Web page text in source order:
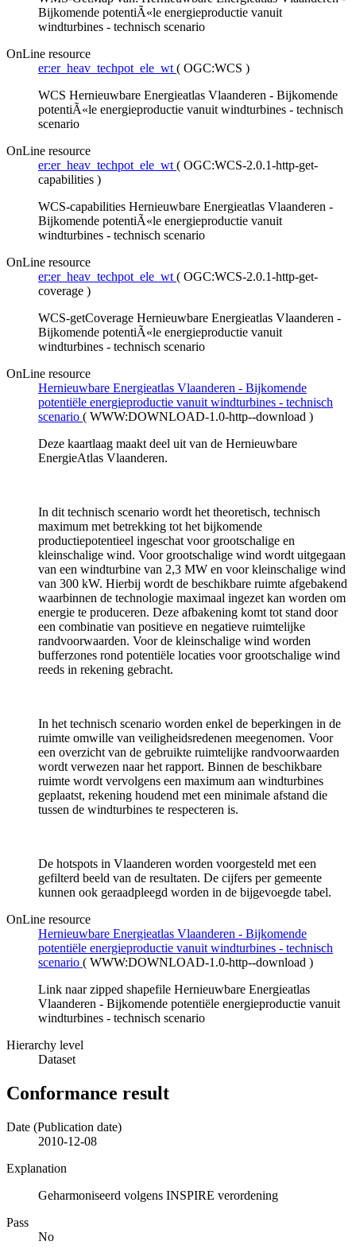
Bijkomende potentiÃ«le energieproductie vanuit
windturbines - technisch scenario
OnLine resource
er:er_heav_techpot_ele_wt ( OGC:WCS )
WCS Hernieuwbare Energieatlas Vlaanderen - Bijkomende
potentiÃ«le energieproductie vanuit windturbines - technisch
scenario
OnLine resource
er:er_heav_techpot_ele_wt ( OGC:WCS-2.0.1-http-get-
capabilities )
WCS-capabilities Hernieuwbare Energieatlas Vlaanderen -
Bijkomende potentiÃ«le energieproductie vanuit
windturbines - technisch scenario
OnLine resource
er:er_heav_techpot_ele_wt ( OGC:WCS-2.0.1-http-get-
coverage )
WCS-getCoverage Hernieuwbare Energieatlas Vlaanderen -
Bijkomende potentiÃ«le energieproductie vanuit
windturbines - technisch scenario
OnLine resource
Hernieuwbare Energieatlas Vlaanderen - Bijkomende
potentiële energieproductie vanuit windturbines - technisch
scenario ( WWW:DOWNLOAD-1.0-http--download )
Deze kaartlaag maakt deel uit van de Hernieuwbare
EnergieAtlas Vlaanderen.
In dit technisch scenario wordt het theoretisch, technisch
maximum met betrekking tot het bijkomende
productiepotentieel ingeschat voor grootschalige en
kleinschalige wind. Voor grootschalige wind wordt uitgegaan
van een windturbine van 2,3 MW en voor kleinschalige wind
van 300 kW. Hierbij wordt de beschikbare ruimte afgebakend
waarbinnen de technologie maximaal ingezet kan worden om
energie te produceren. Deze afbakening komt tot stand door
een combinatie van positieve en negatieve ruimtelijke
randvoorwaarden. Voor de kleinschalige wind worden
bufferzones rond potentiële locaties voor grootschalige wind
reeds in rekening gebracht.
In het technisch scenario worden enkel de beperkingen in de
ruimte omwille van veiligheidsredenen meegenomen. Voor
een overzicht van de gebruikte ruimtelijke randvoorwaarden
wordt verwezen naar het rapport. Binnen de beschikbare
ruimte wordt vervolgens een maximum aan windturbines
geplaatst, rekening houdend met een minimale afstand die
tussen de windturbines te respecteren is.
De hotspots in Vlaanderen worden voorgesteld met een
gefilterd beeld van de resultaten. De cijfers per gemeente
kunnen ook geraadpleegd worden in de bijgevoegde tabel.
OnLine resource
Hernieuwbare Energieatlas Vlaanderen - Bijkomende
potentiële energieproductie vanuit windturbines - technisch
scenario ( WWW:DOWNLOAD-1.0-http--download )
Link naar zipped shapefile Hernieuwbare Energieatlas
Vlaanderen - Bijkomende potentiële energieproductie vanuit
windturbines - technisch scenario
Hierarchy level
Dataset
Conformance result
Date (Publication date)
2010-12-08
Explanation
Geharmoniseerd volgens INSPIRE verordening
Pass
No